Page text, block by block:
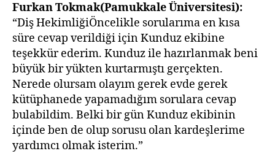
Furkan Tokmak(Pamukkale Üniversitesi):
“Diş HekimliğiÖncelikle sorularıma en kısa
süre cevap verildiği için Kunduz ekibine
teşekkür ederim. Kunduz ile hazırlanmak beni
büyük bir yükten kurtarmıştı gerçekten.
Nerede olursam olayım gerek evde gerek
kütüphanede yapamadığım sorulara cevap
bulabildim. Belki bir gün Kunduz ekibinin
içinde ben de olup sorusu olan kardeşlerime
yardımcı olmak isterim.”